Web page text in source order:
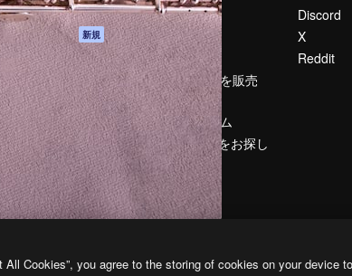
シー
オリジナル 新規
クッキーポリシー
トラストセンター
アフィリエイト
法人向け
ブログ
イベント
Slidesgo
コンテンツを販売
する
プレスルーム
magnific.aiをお探し
ですか？
Discord
X
Reddit
All Cookies”, you agree to the storing of cookies on your device